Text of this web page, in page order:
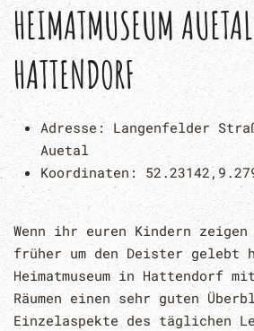
HEIMATMUSEUM
HATTENDORF
Adresse: Langenfelder
Auetal
Koordinaten:
Wenn ihr euren Kindern
früher um den Deister gelebt
Heimatmuseum in Hattendorf
Räumen einen sehr guten
Einzelaspekte des täglichen